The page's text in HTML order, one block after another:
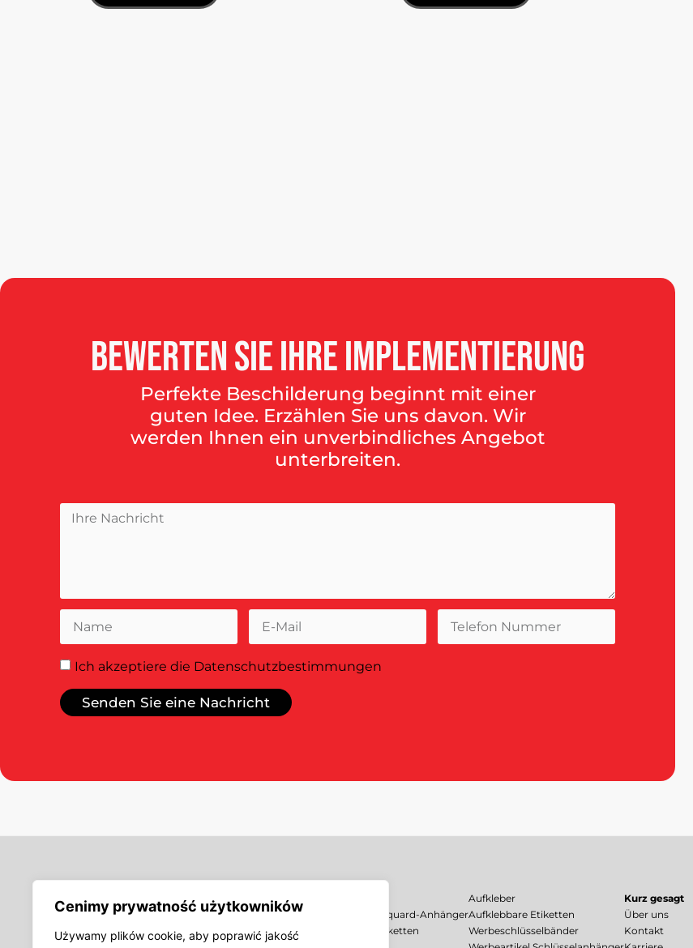
Cenimy prywatność użytkowników
Używamy plików cookie, aby poprawić jakość
BewertenSieIhreImplementierung
Perfekte Beschilderung beginnt mit einer
guten Idee. Erzählen Sie uns davon. Wir
werden Ihnen ein unverbindliches Angebot
unterbreiten.
Ich akzeptiere die Datenschutzbestimmungen
Senden Sie eine Nachricht
Angebot
Gewebte Etiketten, Jacquard-Anhänger
Beilagen, bedruckte Etiketten
Aufkleber
Aufklebbare Etiketten
Werbeschlüsselbänder
Kurz gesagt
Über uns
Kontakt